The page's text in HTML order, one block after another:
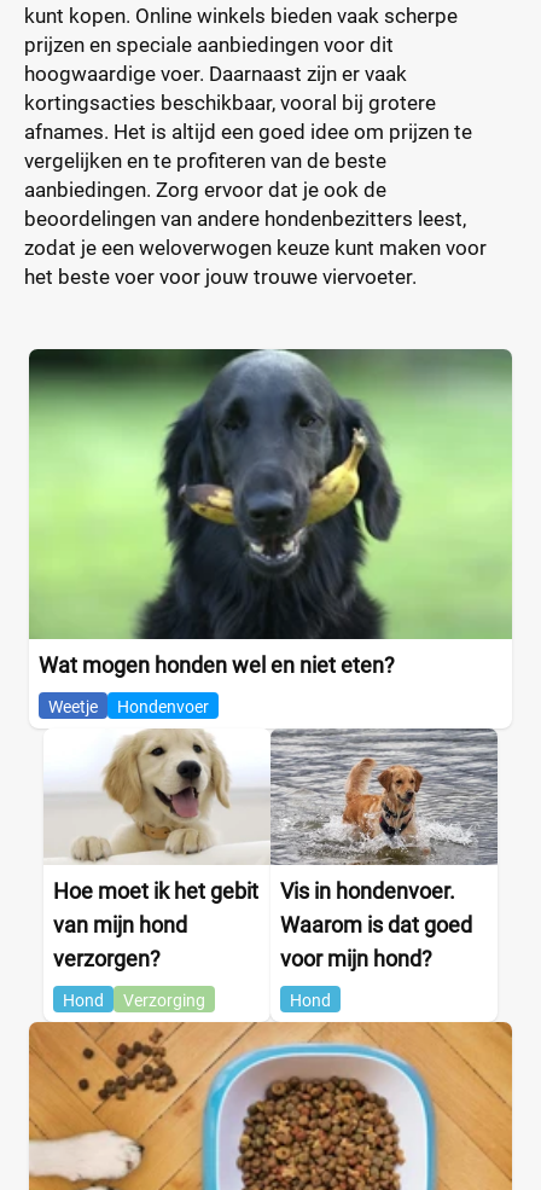
kunt kopen. Online winkels bieden vaak scherpe
prijzen en speciale aanbiedingen voor dit
hoogwaardige voer. Daarnaast zijn er vaak
kortingsacties beschikbaar, vooral bij grotere
afnames. Het is altijd een goed idee om prijzen te
vergelijken en te profiteren van de beste
aanbiedingen. Zorg ervoor dat je ook de
beoordelingen van andere hondenbezitters leest,
zodat je een weloverwogen keuze kunt maken voor
het beste voer voor jouw trouwe viervoeter.
Wat mogen honden wel en niet eten?
Weetje Hondenvoer
Hoe moet ik het gebit
van mijn hond
verzorgen?
Hond Verzorging
Vis in hondenvoer.
Waarom is dat goed
voor mijn hond?
Hond